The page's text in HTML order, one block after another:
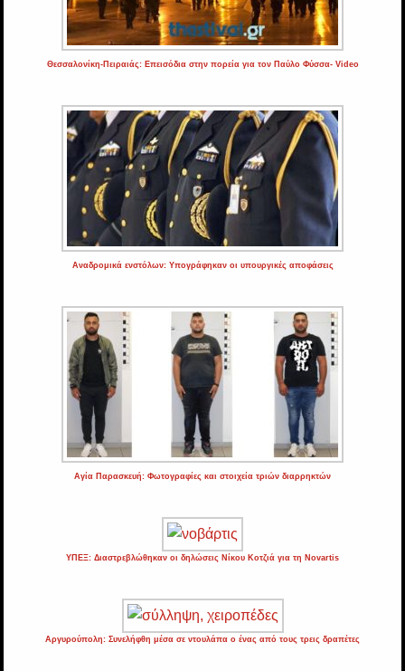
Θεσσαλονίκη-Πειραιάς: Επεισόδια στην πορεία για τον Παύλο Φύσσα- Video
Αναδρομικά ενστόλων: Υπογράφηκαν οι υπουργικές αποφάσεις
Αγία Παρασκευή: Φωτογραφίες και στοιχεία τριών διαρρηκτών
ΥΠΕΞ: Διαστρεβλώθηκαν οι δηλώσεις Νίκου Κοτζιά για τη Novartis
Αργυρούπολη: Συνελήφθη μέσα σε ντουλάπα ο ένας από τους τρεις δραπέτες